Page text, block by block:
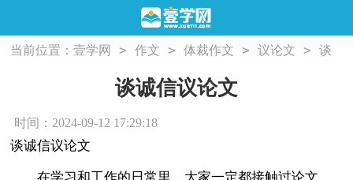
当前位置：壹学网 > 作文 > 体裁作文 > 议论文 >
谈
谈诚信议论文
时间：2024-09-12 17:29:18
谈诚信议论文